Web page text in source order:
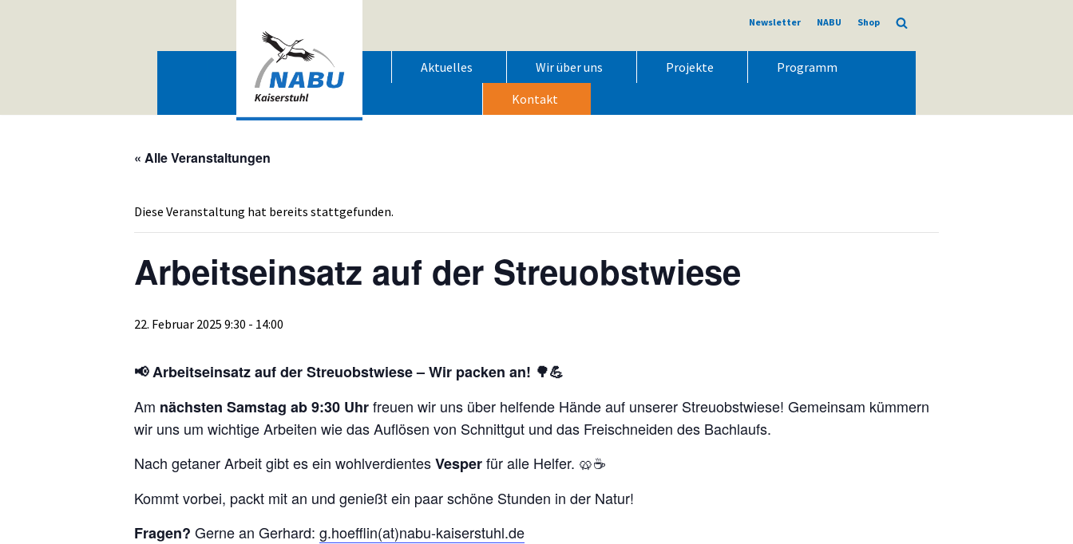
Newsletter NABU Shop
Aktuelles Wir über uns Projekte
Programm
Kontakt
« Alle Veranstaltungen
Diese Veranstaltung hat bereits stattgefunden.
Arbeitseinsatz auf der Streuobstwiese
22. Februar 2025 9:30 - 14:00
📢 Arbeitseinsatz auf der Streuobstwiese – Wir packen an! 🌳💪
Am nächsten Samstag ab 9:30 Uhrfreuen wir uns über helfende Hände auf unserer Streuobstwiese! Gemeinsam kümmern
wir uns um wichtige Arbeiten wie das Auflösen von Schnittgut und das Freischneiden des Bachlaufs.
Nach getaner Arbeit gibt es ein wohlverdientesVesperfür alle Helfer. 🥨☕
Kommt vorbei, packt mit an und genießt ein paar schöne Stunden in der Natur!
Fragen? Gerne an Gerhard: g.hoefflin(at)nabu-kaiserstuhl.de